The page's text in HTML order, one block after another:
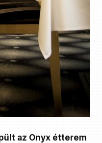
az Onyx étterem